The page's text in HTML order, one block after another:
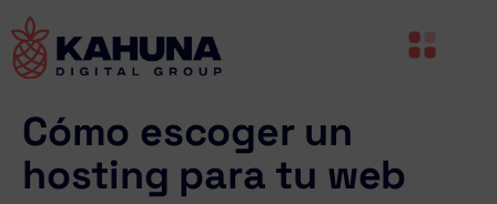
Cómo escoger un
hosting para tu web